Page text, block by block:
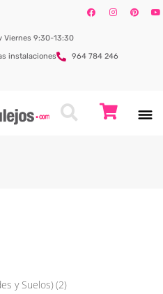
Viernes 9:30-13:30
instalaciones
964 784 246
y Suelos)(2)